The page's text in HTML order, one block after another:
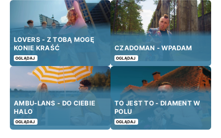
LOVERS - Z TOBĄ MOGĘ
KONIE KRAŚĆ
OGLĄDAJ
CZADOMAN - WPADAM
OGLĄDAJ
AMBU-LANS - DO CIEBIE
HALO
OGLĄDAJ
TO JEST TO - DIAMENT W
POLU
OGLĄDAJ